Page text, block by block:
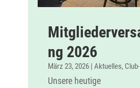
ng 2026
März 23, 2026| Aktuelles,
Unsere heutige